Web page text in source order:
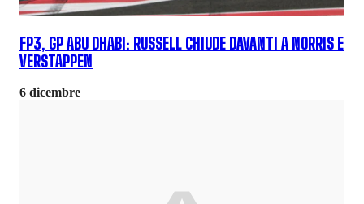
FP3, GP ABU DHABI: RUSSELL CHIUDE DAVANTI A NORRIS E
VERSTAPPEN
6 dicembre